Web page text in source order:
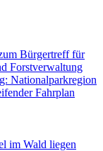
Bürgertreff für
Forstverwaltung
Nationalparkregion
Fahrplan
im Wald liegen